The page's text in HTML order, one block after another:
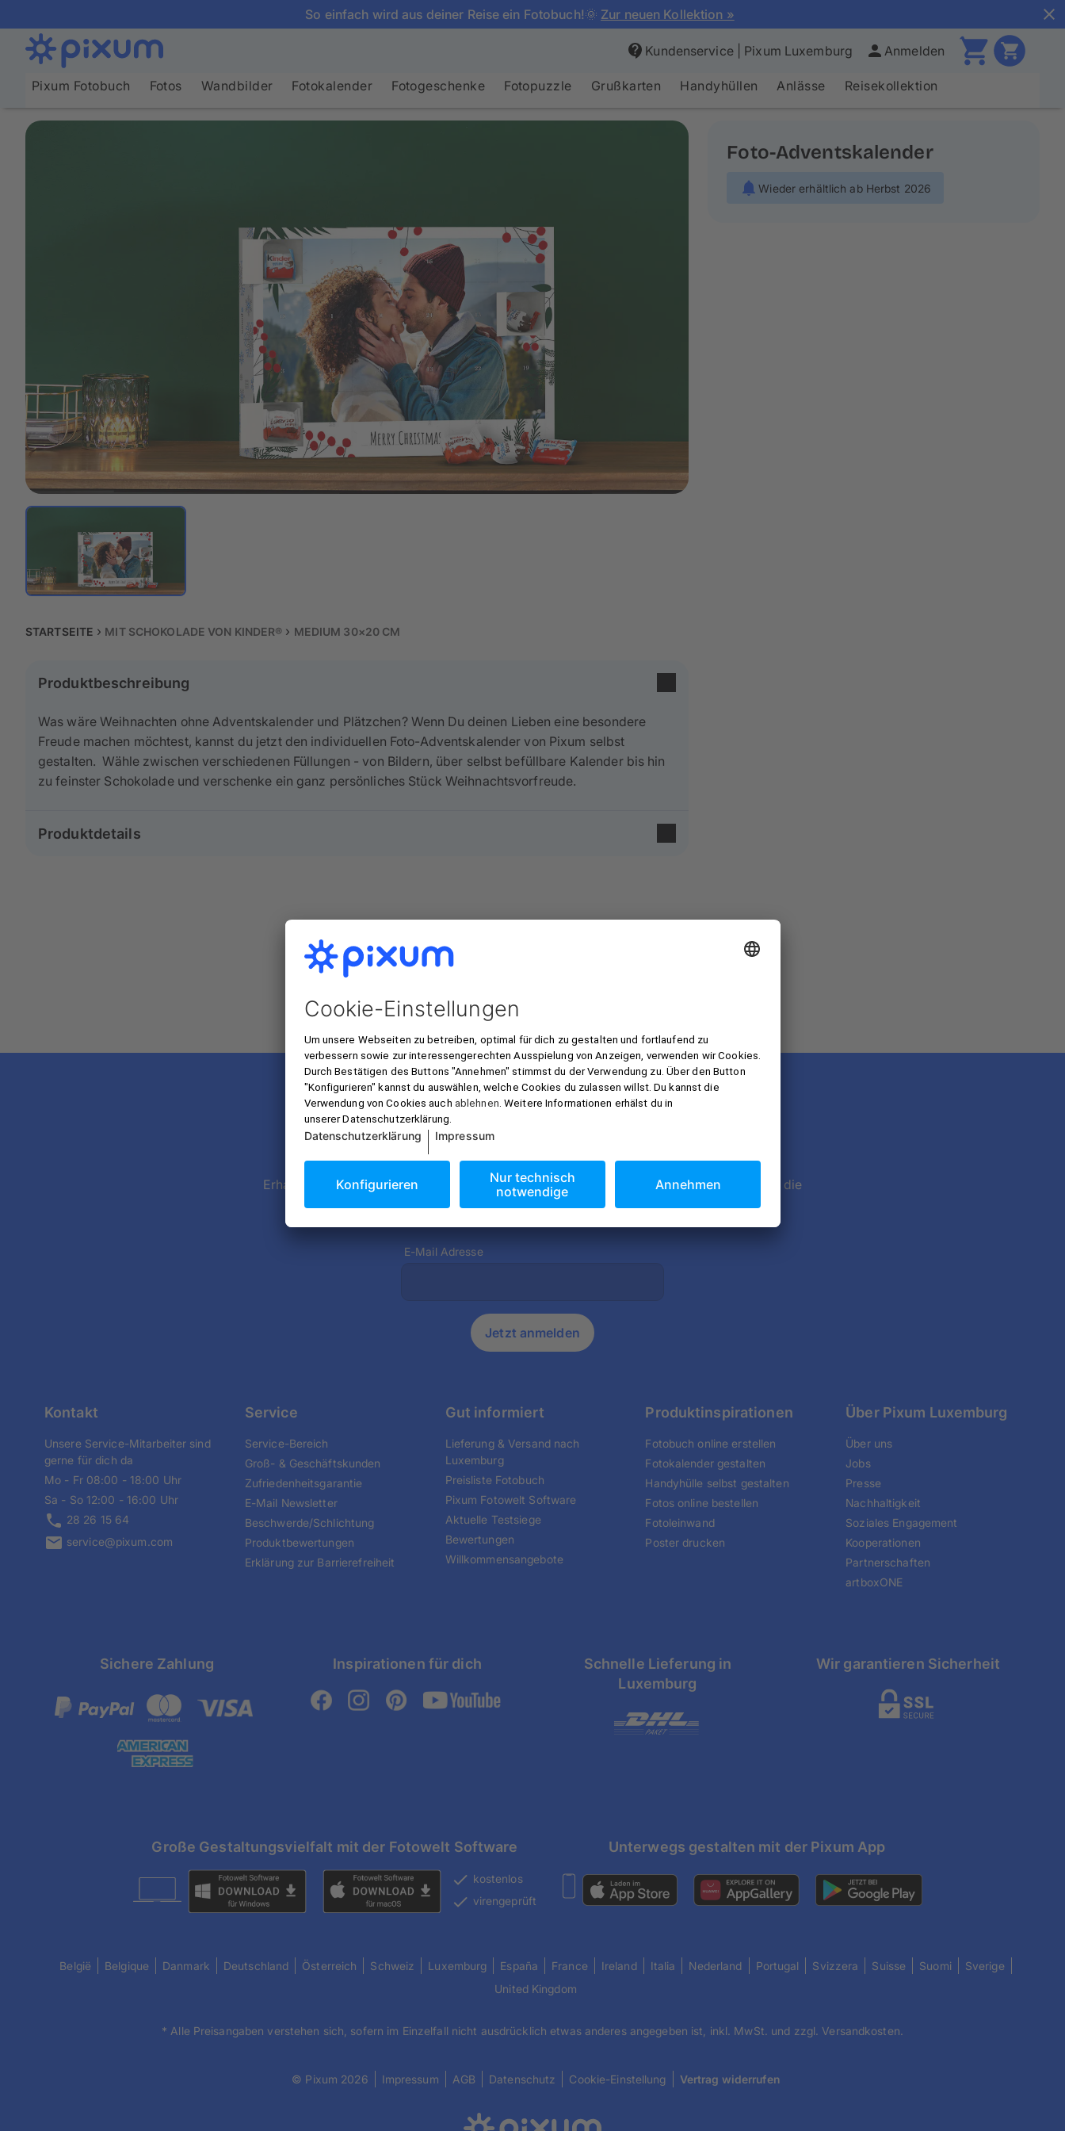
So einfach wird aus deiner Reise ein Fotobuch!🌞 Zur neuen Kollektion »
Kundenservice | Pixum Luxemburg Anmelden
Pixum Fotobuch Fotos Wandbilder Fotokalender Fotogeschenke Fotopuzzle Grußkarten Handyhüllen Anlässe Reisekollektion
Foto-Adventskalender
Wieder erhältlich ab Herbst 2026
STARTSEITE MIT SCHOKOLADE VON KINDER® MEDIUM 30×20 CM
Produktbeschreibung
Was wäre Weihnachten ohne Adventskalender und Plätzchen? Wenn Du deinen Lieben eine besondere
Freude machen möchtest, kannst du jetzt den individuellen Foto-Adventskalender von Pixum selbst
gestalten. Wähle zwischen verschiedenen Füllungen - von Bildern, über selbst befüllbare Kalender bis hin
zu feinster Schokolade und verschenke ein ganz persönliches Stück Weihnachtsvorfreude.
Produktdetails
Immer gut informiert mit dem Pixum Newsletter
Erhalte exklusive Preisvorteile und Gestaltungstipps. Mit der Anmeldung akzeptierst du die
Datenschutzbestimmungen
, eine Abmeldung ist natürlich jederzeit möglich.
E-Mail Adresse
Jetzt anmelden
Kontakt
Unsere Service-Mitarbeiter sind
gerne für dich da
Mo - Fr 08:00 - 18:00 Uhr
Sa - So 12:00 - 16:00 Uhr
28 26 15 64
service@pixum.com
Service
Service-Bereich
Groß- & Geschäftskunden
Zufriedenheitsgarantie
E-Mail Newsletter
Beschwerde/Schlichtung
Produktbewertungen
Erklärung zur Barrierefreiheit
Gut informiert
Lieferung & Versand nach
Luxemburg
Preisliste Fotobuch
Pixum Fotowelt Software
Aktuelle Testsiege
Bewertungen
Willkommensangebote
Produktinspirationen
Fotobuch online erstellen
Fotokalender gestalten
Handyhülle selbst gestalten
Fotos online bestellen
Fotoleinwand
Poster drucken
Über Pixum Luxemburg
Über uns
Jobs
Presse
Nachhaltigkeit
Soziales Engagement
Kooperationen
Partnerschaften
artboxONE
Sichere Zahlung Inspirationen für dich
Schnelle Lieferung in
Luxemburg
Wir garantieren Sicherheit
Große Gestaltungsvielfalt mit der Fotowelt Software
kostenlos
virengeprüft
Unterwegs gestalten mit der Pixum App
België Belgique Danmark Deutschland Österreich Schweiz Luxemburg España France Ireland Italia Nederland Portugal Svizzera Suisse Suomi
Sverige
United Kingdom
* Alle Preisangaben verstehen sich, sofern im Einzelfall nicht ausdrücklich etwas anderes angegeben ist, inkl. MwSt. und zzgl. Versandkosten.
© Pixum 2026 Impressum AGB Datenschutz Cookie-Einstellung Vertrag widerrufen